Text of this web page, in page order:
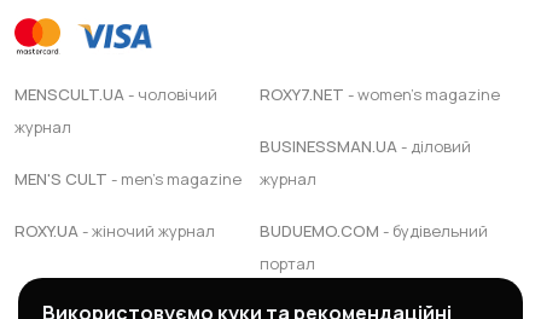
MENSCULT.UA- чоловічий
журнал
MEN'S CULT - men's magazine
ROXY.UA- жіночий журнал
ROXY7.NET - women's magazine
BUSINESSMAN.UA- діловий
журнал
BUDUEMO.COM - будівельний
портал
Використовуємо куки та рекомендаційні